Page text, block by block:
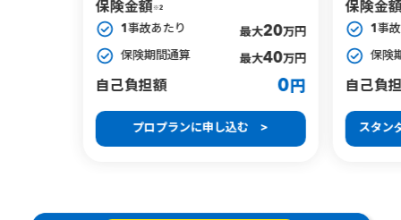
保険金額※2
1事故あたり 最大20万円
保険期間通算
最大40万円
自己負担額 0 円
プロプランに申し込む >
保険金
1事
保険
自己負
スタン